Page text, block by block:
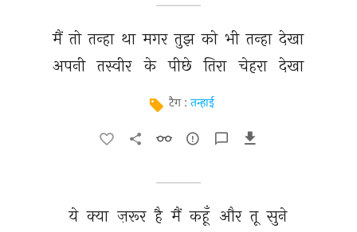
मैं तो तन्हा था मगर तुझ को भी तन्हा देखा
अपनी तस्वीर के पीछे तिरा चेहरा देखा
टैग : तन्हाई
ये क्या ज़रूर है मैं कहूँ और तू सुने